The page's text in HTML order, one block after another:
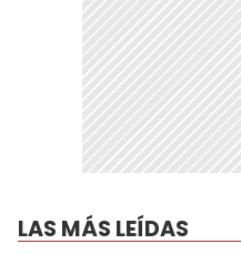
LAS MÁS LEÍDAS